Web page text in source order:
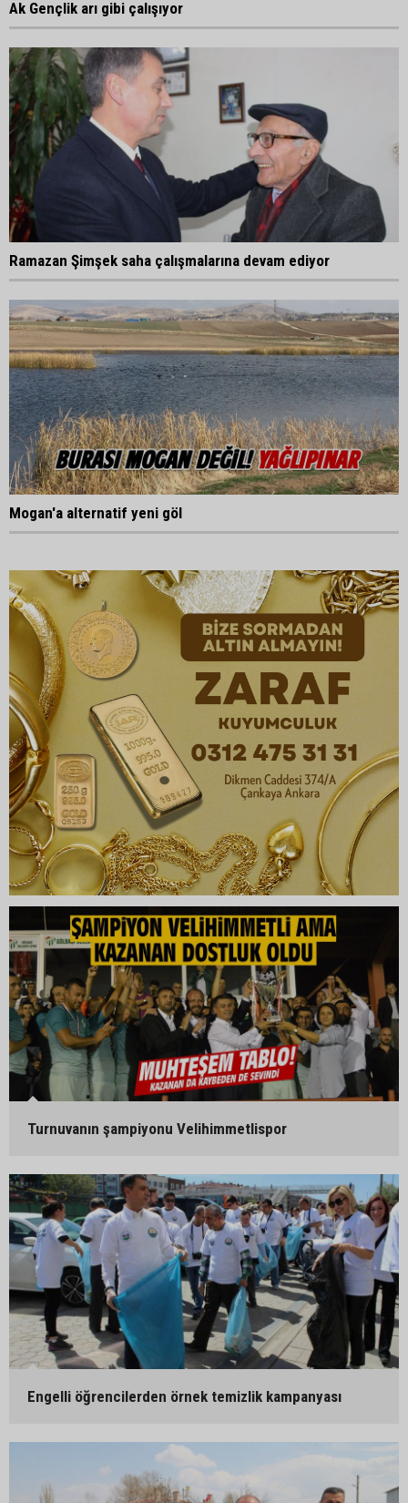
Ak Gençlik arı gibi çalışıyor
Ramazan Şimşek saha çalışmalarına devam ediyor
Mogan'a alternatif yeni göl
Turnuvanın şampiyonu Velihimmetlispor
Engelli öğrencilerden örnek temizlik kampanyası